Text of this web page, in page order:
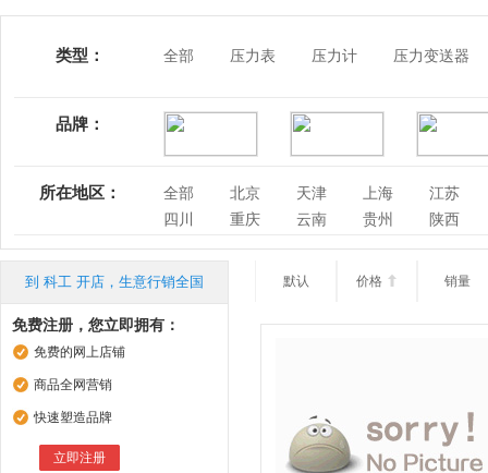
类型： 全部 压力表 压力计 压力变送器
品牌：
所在地区： 全部 北京 天津 上海
江苏
四川
重庆 云南 贵州 陕西
到 科工 开店，生意行销全国
免费注册，您立即拥有：
免费的网上店铺
商品全网营销
快速塑造品牌
立即注册
默认 价格  销量